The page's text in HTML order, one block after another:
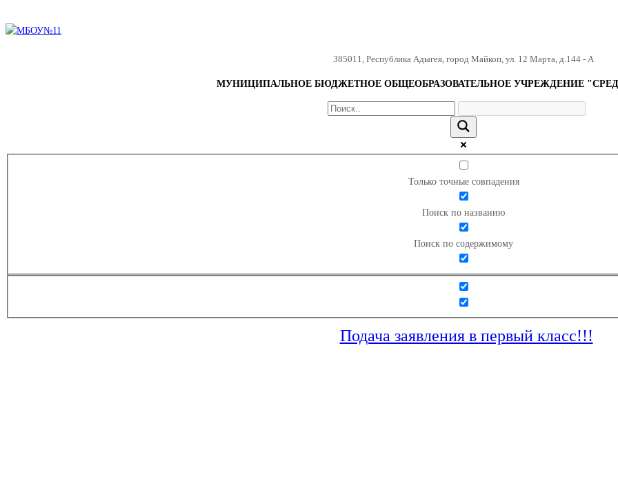
385011, Республика Адыгея, город Майкоп, ул. 12 Марта, д.144 - А
МУНИЦИПАЛЬНОЕ БЮДЖЕТНОЕ ОБЩЕОБРАЗОВАТЕЛЬНОЕ УЧРЕЖДЕНИЕ
Только точные совпадения
Поиск по названию
Поиск по содержимому
Подача заявления в первый класс!!!